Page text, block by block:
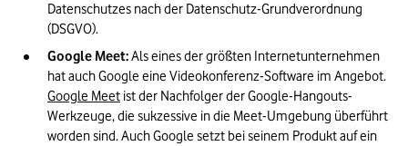
Datenschutzes nach der Datenschutz-Grundverordnung
(DSGVO).
Google Meet: Als eines der größten Internetunternehmen
Google Meet ist der Nachfolger der Google-Hangouts-
Werkzeuge, die sukzessive in die Meet-Umgebung überführt
worden sind. Auch Google setzt bei seinem Produkt auf ein